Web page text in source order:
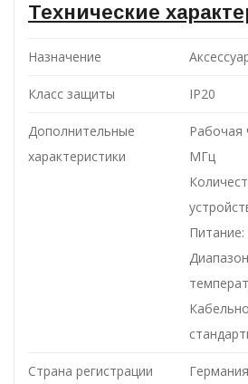
Технические
Назначение
Класс защиты IP20
Дополнительные
характеристики
Рабочая
МГц
Страна регистрации Германия